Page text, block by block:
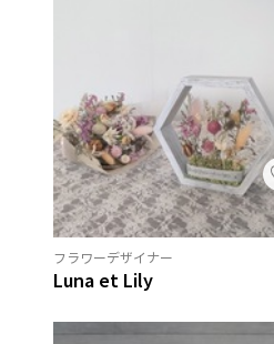
フラワーデザイナー
Luna et Lily